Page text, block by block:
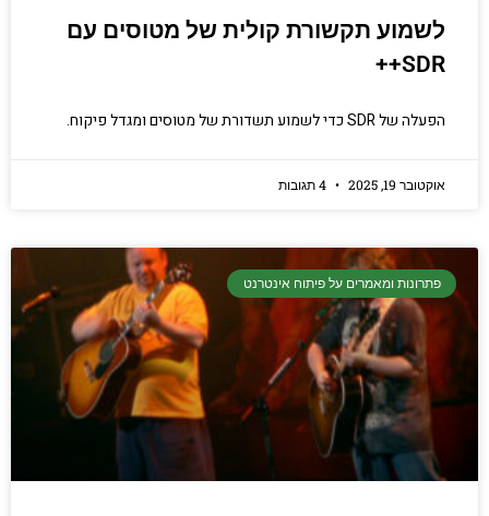
לשמוע תקשורת קולית של מטוסים עם
SDR++
הפעלה של SDR כדי לשמוע תשדורת של מטוסים ומגדל פיקוח.
אוקטובר 19, 2025
פתרונות ומאמרים על פיתוח אינטרנט